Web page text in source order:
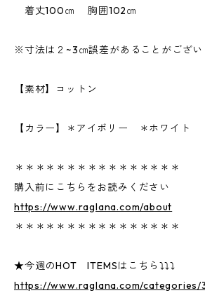
着丈100㎝ 胸囲102㎝
※寸法は２~3㎝誤差があることがござい
【素材】コットン
【カラー】＊アイボリー ＊ホワイト
＊＊＊＊＊＊＊＊＊＊＊＊＊＊＊＊
購入前にこちらをお読みください
https://www.raglana.com/about
＊＊＊＊＊＊＊＊＊＊＊＊＊＊＊＊
★今週のHOT ITEMSはこちら⤵⤵⤵
https://www.raglana.com/categories/